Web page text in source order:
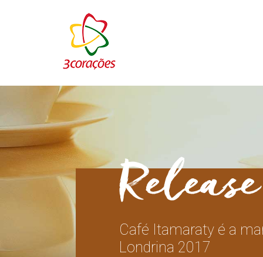
Café Itamaraty é a
Londrina 2017